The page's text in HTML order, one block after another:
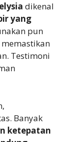
dikenal
yang
pun
memastikan
Testimoni
Banyak
ketepatan